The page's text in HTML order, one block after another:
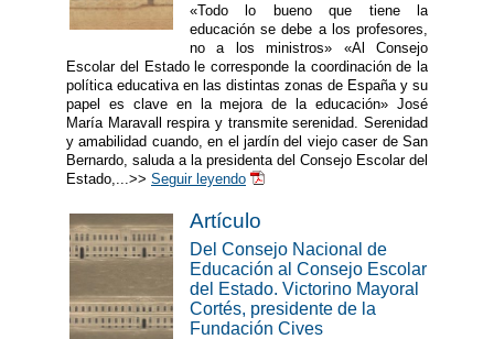
«Todo lo bueno que tiene la
educación se debe a los profesores,
no a los ministros» «Al Consejo
Escolar del Estado le corresponde la coordinación de la
política educativa en las distintas zonas de España y su
papel es clave en la mejora de la educación» José
María Maravall respira y transmite serenidad. Serenidad
y amabilidad cuando, en el jardín del viejo caser de San
Bernardo, saluda a la presidenta del Consejo Escolar del
Estado,...>> Seguir leyendo
Artículo
Del Consejo Nacional de
Educación al Consejo Escolar
del Estado. Victorino Mayoral
Cortés, presidente de la
Fundación Cives